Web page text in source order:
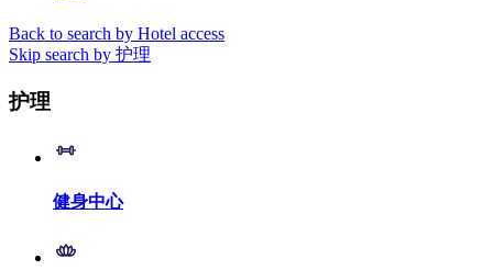
Back to search by Hotel access
Skip search by 护理
护理
健身中心